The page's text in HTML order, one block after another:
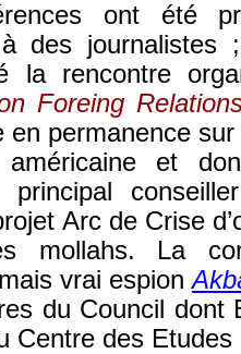
ont été
des journalistes
la rencontre
Foreing
en permanence
américaine et
principal
Arc de Crise
mollahs. La
vrai espion
du Council dont
Centre des Etudes